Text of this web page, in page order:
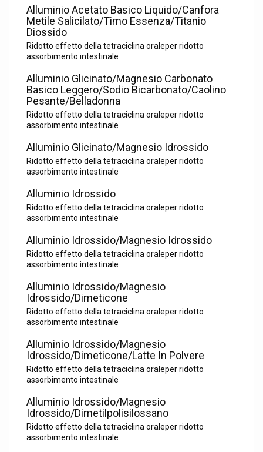
Alluminio Acetato Basico Liquido/Canfora
Metile Salicilato/Timo Essenza/Titanio
Diossido
Ridotto effetto della tetraciclina oraleper ridotto
assorbimento intestinale
Alluminio Glicinato/Magnesio Carbonato
Basico Leggero/Sodio Bicarbonato/Caolino
Pesante/Belladonna
Ridotto effetto della tetraciclina oraleper ridotto
assorbimento intestinale
Alluminio Glicinato/Magnesio Idrossido
Ridotto effetto della tetraciclina oraleper ridotto
assorbimento intestinale
Alluminio Idrossido
Ridotto effetto della tetraciclina oraleper ridotto
assorbimento intestinale
Alluminio Idrossido/Magnesio Idrossido
Ridotto effetto della tetraciclina oraleper ridotto
assorbimento intestinale
Alluminio Idrossido/Magnesio
Idrossido/Dimeticone
Ridotto effetto della tetraciclina oraleper ridotto
assorbimento intestinale
Alluminio Idrossido/Magnesio
Idrossido/Dimeticone/Latte In Polvere
Ridotto effetto della tetraciclina oraleper ridotto
assorbimento intestinale
Alluminio Idrossido/Magnesio
Idrossido/Dimetilpolisilossano
Ridotto effetto della tetraciclina oraleper ridotto
assorbimento intestinale